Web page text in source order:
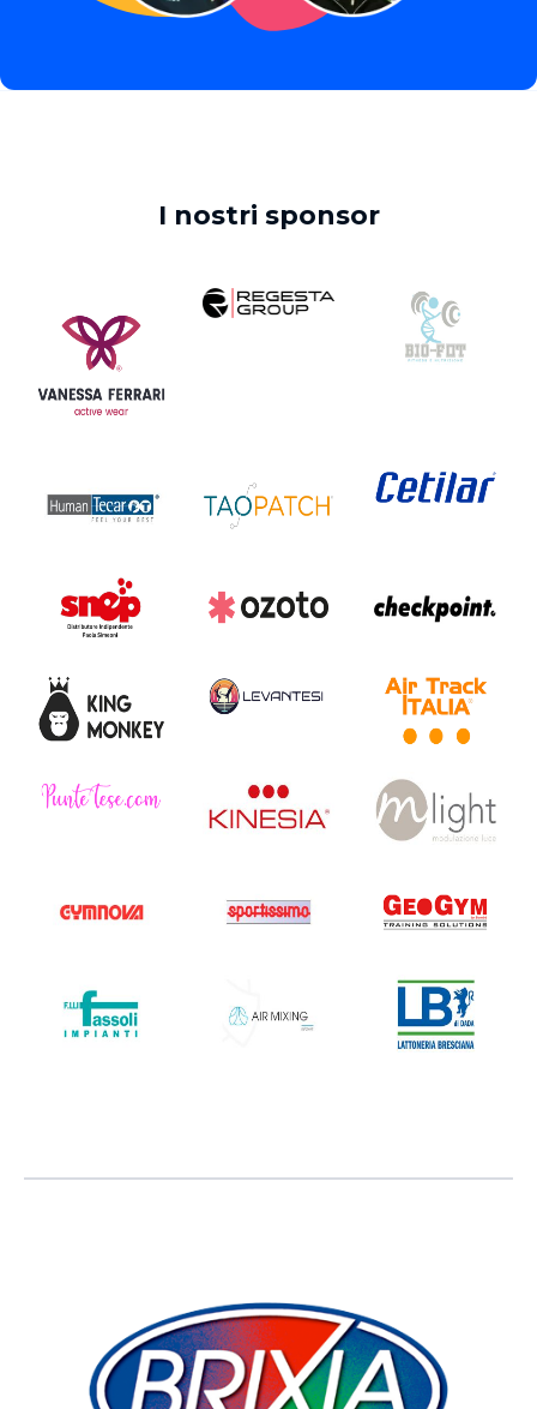
I nostri sponsor